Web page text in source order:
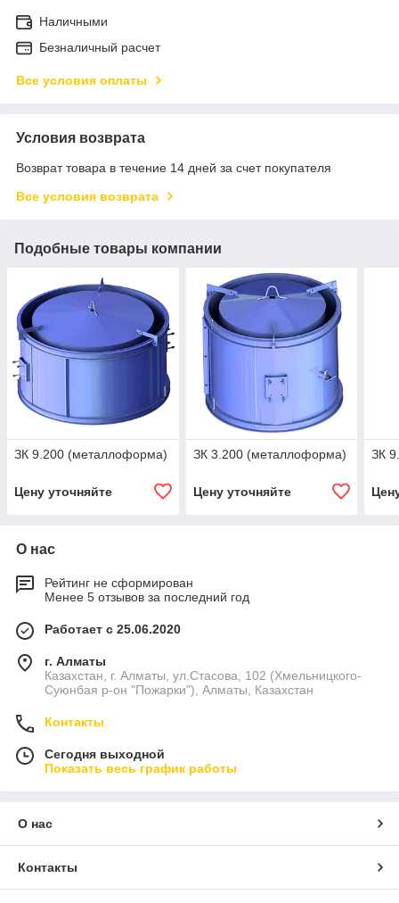
Наличными
Безналичный расчет
Все условия оплаты
Условия возврата
Возврат товара в течение 14 дней за счет покупателя
Все условия возврата
Подобные товары компании
ЗК 9.200 (металлоформа)
Цену уточняйте
ЗК 3.200 (металлоформа)
Цену уточняйте
ЗК
О нас
Рейтинг не сформирован
Менее 5 отзывов за последний год
Работает с 25.06.2020
г. Алматы
Казахстан, г. Алматы, ул.Стасова, 102 (Хмельницкого-
Суюнбая р-он "Пожарки"), Алматы, Казахстан
Контакты
Сегодня выходной
Показать весь график работы
О нас
Контакты